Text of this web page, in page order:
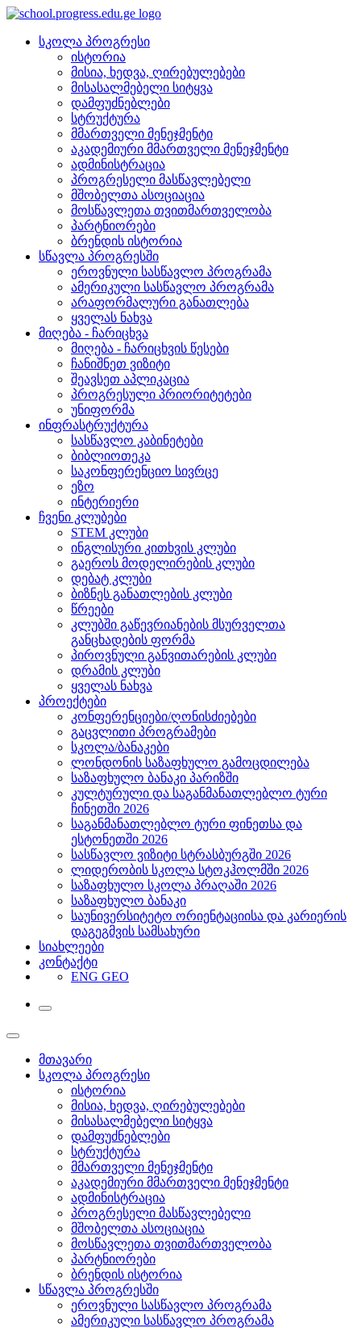
სკოლა პროგრესი
ისტორია
მისია, ხედვა, ღირებულებები
მისასალმებელი სიტყვა
დამფუძნებლები
სტრუქტურა
მმართველი მენეჯმენტი
აკადემიური მმართველი მენეჯმენტი
ადმინისტრაცია
პროგრესელი მასწავლებელი
მშობელთა ასოციაცია
მოსწავლეთა თვითმართველობა
პარტნიორები
ბრენდის ისტორია
სწავლა პროგრესში
ეროვნული სასწავლო პროგრამა
ამერიკული სასწავლო პროგრამა
არაფორმალური განათლება
ყველას ნახვა
მიღება - ჩარიცხვა
მიღება - ჩარიცხვის წესები
ჩანიშნეთ ვიზიტი
შეავსეთ აპლიკაცია
პროგრესული პრიორიტეტები
უნიფორმა
ინფრასტრუქტურა
სასწავლო კაბინეტები
ბიბლიოთეკა
საკონფერენციო სივრცე
ეზო
ინტერიერი
ჩვენი კლუბები
STEM კლუბი
ინგლისური კითხვის კლუბი
გაეროს მოდელირების კლუბი
დებატ კლუბი
ბიზნეს განათლების კლუბი
წრეები
კლუბში გაწევრიანების მსურველთა
განცხადების ფორმა
პიროვნული განვითარების კლუბი
დრამის კლუბი
ყველას ნახვა
პროექტები
კონფერენციები/ღონისძიებები
გაცვლითი პროგრამები
სკოლა/ბანაკები
ლონდონის საზაფხულო გამოცდილება
საზაფხულო ბანაკი პარიზში
კულტურული და საგანმანათლებლო ტური
ჩინეთში 2026
საგანმანათლებლო ტური ფინეთსა და
ესტონეთში 2026
სასწავლო ვიზიტი სტრასბურგში 2026
ლიდერობის სკოლა სტოკჰოლმში 2026
საზაფხულო სკოლა პრაღაში 2026
საზაფხულო ბანაკი
საუნივერსიტეტო ორიენტაციისა და კარიერის
დაგეგმვის სამსახური
სიახლეები
კონტაქტი
ENG GEO
მთავარი
სკოლა პროგრესი
ისტორია
მისია, ხედვა, ღირებულებები
მისასალმებელი სიტყვა
დამფუძნებლები
სტრუქტურა
მმართველი მენეჯმენტი
აკადემიური მმართველი მენეჯმენტი
ადმინისტრაცია
პროგრესელი მასწავლებელი
მშობელთა ასოციაცია
მოსწავლეთა თვითმართველობა
პარტნიორები
ბრენდის ისტორია
სწავლა პროგრესში
ეროვნული სასწავლო პროგრამა
ამერიკული სასწავლო პროგრამა